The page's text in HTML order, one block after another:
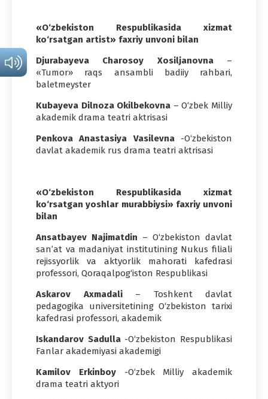
«O‘zbekiston Respublikasida xizmat
ko‘rsatgan artist» faxriy unvoni bilan
Djurabayeva Charosoy Xosiljanovna–
«Tumor» raqs ansambli badiiy rahbari,
baletmeyster
Kubayeva Dilnoza Okilbekovna – O‘zbek Milliy
akademik drama teatri aktrisasi
Penkova Anastasiya Vasilevna-O‘zbekiston
davlat akademik rus drama teatri aktrisasi
«O‘zbekiston Respublikasida xizmat
ko‘rsatgan yoshlar murabbiysi» faxriy unvoni
bilan
Ansatbayev Najimatdin – O‘zbekiston davlat
san’at va madaniyat institutining Nukus filiali
rejissyorlik va aktyorlik mahorati kafedrasi
professori, Qoraqalpog‘iston Respublikasi
Askarov Axmadali– Toshkent davlat
pedagogika universitetining O‘zbekiston tarixi
kafedrasi professori, akademik
Iskandarov Sadulla-O‘zbekiston Respublikasi
Fanlar akademiyasi akademigi
Kamilov Erkinboy-O‘zbek Milliy akademik
drama teatri aktyori